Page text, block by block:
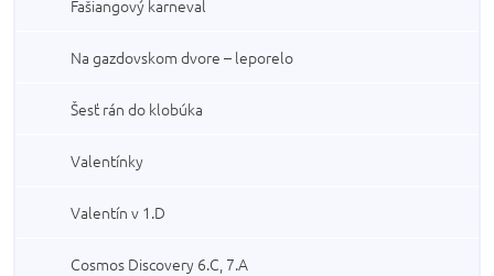
Fašiangový karneval
Na gazdovskom dvore – leporelo
Šesť rán do klobúka
Valentínky
Valentín v 1.D
Cosmos Discovery 6.C, 7.A